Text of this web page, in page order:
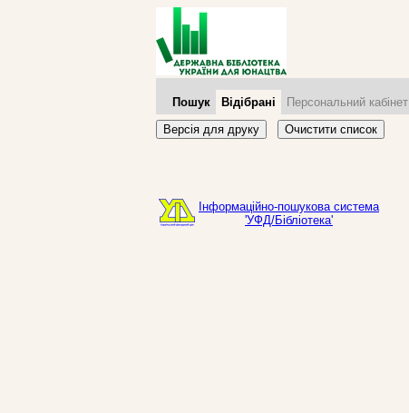
Пошук Відібрані Персональний кабінет
Версія для друку Очистити список
Інформаційно-пошукова система
'УФД/Бібліотека'